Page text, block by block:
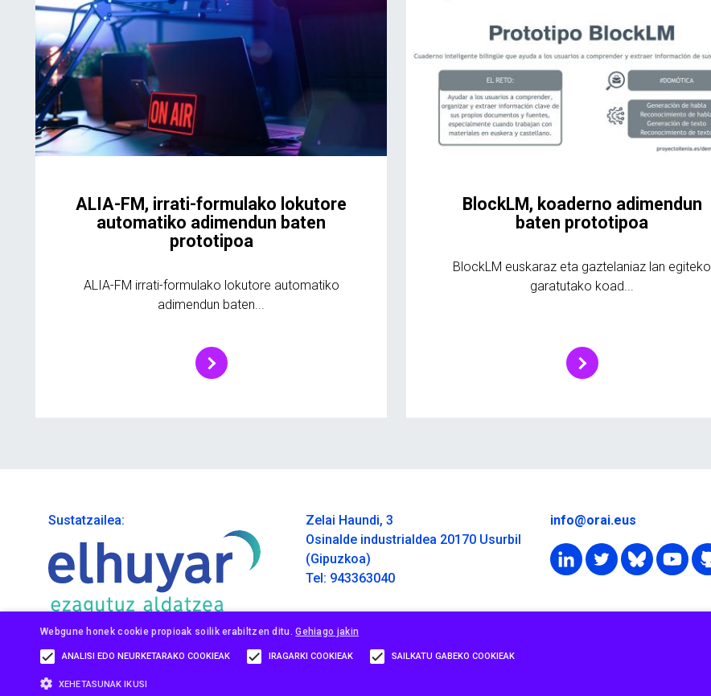
ALIA-FM, irrati-formulako lokutore
automatiko adimendun baten
prototipoa
ALIA-FM irrati-formulako lokutore automatiko
adimendun baten...
BlockLM, koaderno adimendun
baten prototipoa
BlockLM euskaraz eta gaztelaniaz lan egiteko
garatutako koad...
Sustatzailea:
Zelai Haundi, 3
Osinalde industrialdea 20170 Usurbil
(Gipuzkoa)
Tel: 943363040
info@orai.eus
Webgune honek cookie propioak soilik erabiltzen ditu. Gehiago jakin
ANALISI EDO NEURKETARAKO COOKIEAK IRAGARKI COOKIEAK SAILKATU GABEKO COOKIEAK
XEHETASUNAK IKUSI